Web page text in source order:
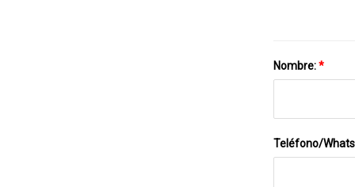
Nombre:*
Teléfono/